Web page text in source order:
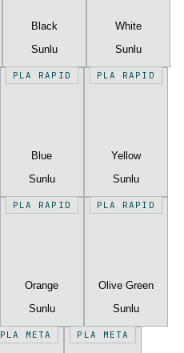
Black
Sunlu
White
Sunlu
PLA RAPID
Blue
Sunlu
PLA RAPID
Yellow
Sunlu
PLA RAPID
Orange
Sunlu
PLA RAPID
Olive Green
Sunlu
PLA META PLA META